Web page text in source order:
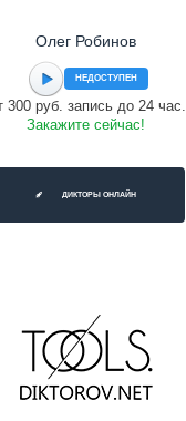
Олег Робинов
НЕДОСТУПЕН
300 руб. запись до 24 час.
Закажите сейчас!
ДИКТОРЫ ОНЛАЙН